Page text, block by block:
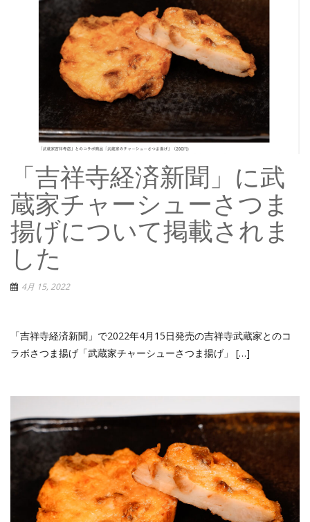
「吉祥寺経済新聞」に武
蔵家チャーシューさつま
揚げについて掲載されま
した
4月 15, 2022
「吉祥寺経済新聞」で2022年4月15日発売の吉祥寺武蔵家とのコ
ラボさつま揚げ「武蔵家チャーシューさつま揚げ」 […]